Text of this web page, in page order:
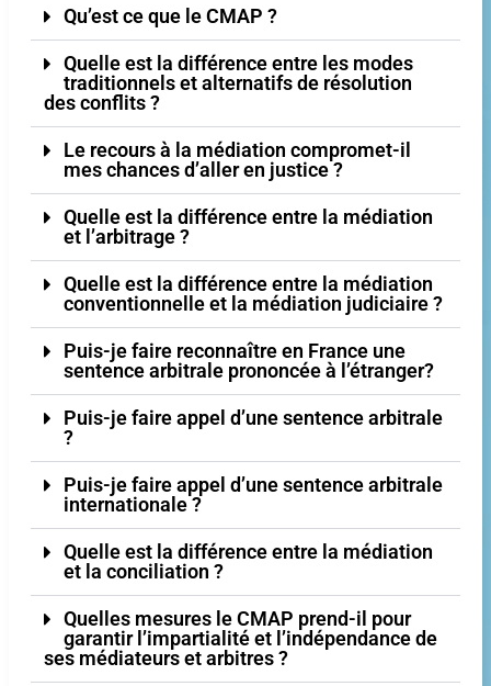
Qu’est ce que le CMAP ?
Quelle est la différence entre les modes
traditionnels et alternatifs de résolution
des conflits ?
Le recours à la médiation compromet-il
mes chances d’aller en justice ?
Quelle est la différence entre la médiation
et l’arbitrage ?
Quelle est la différence entre la médiation
conventionnelle et la médiation judiciaire ?
Puis-je faire reconnaître en France une
sentence arbitrale prononcée à l’étranger?
Puis-je faire appel d’une sentence arbitrale
?
Puis-je faire appel d’une sentence arbitrale
internationale ?
Quelle est la différence entre la médiation
et la conciliation ?
Quelles mesures le CMAP prend-il pour
garantir l’impartialité et l’indépendance de
ses médiateurs et arbitres ?